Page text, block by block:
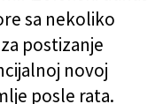
sa nekoliko
postizanje
novoj
posle rata.